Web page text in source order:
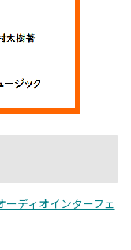
ディオインターフェ